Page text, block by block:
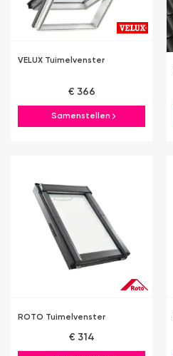
VELUX Tuimelvenster
€ 366
Samenstellen
ROTO Tuimelvenster
€ 314